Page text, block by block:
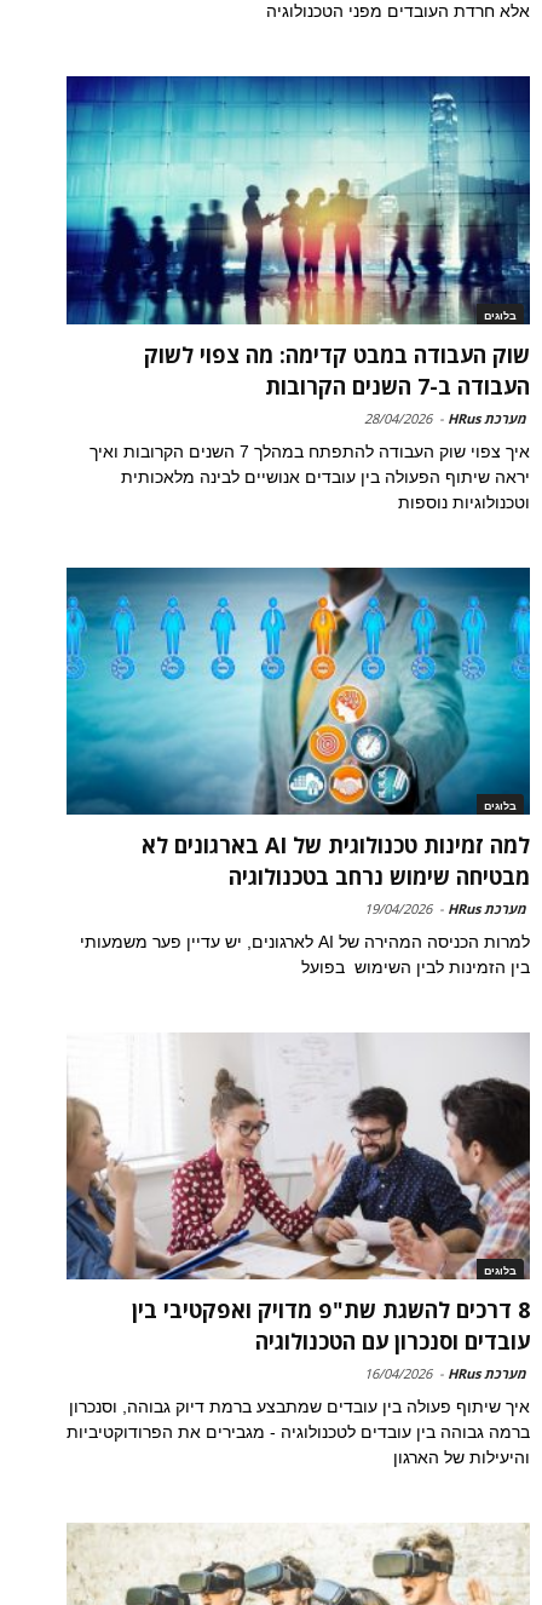
אלא חרדת העובדים מפני הטכנולוגיה
בלוגים
שוק העבודה במבט קדימה: מה צפוי לשוק
העבודה ב-7 השנים הקרובות
מערכת HRus -
28/04/2026
איך צפוי שוק העבודה להתפתח במהלך 7 השנים הקרובות ואיך
יראה שיתוף הפעולה בין עובדים אנושיים לבינה מלאכותית
וטכנולוגיות נוספות
בלוגים
למה זמינות טכנולוגית של AI בארגונים לא
מבטיחה שימוש נרחב בטכנולוגיה
מערכת HRus -
19/04/2026
למרות הכניסה המהירה של AI לארגונים, יש עדיין פער משמעותי
בין הזמינות לבין השימוש בפועל
בלוגים
8 דרכים להשגת שת"פ מדויק ואפקטיבי בין
עובדים וסנכרון עם הטכנולוגיה
מערכת HRus -
16/04/2026
איך שיתוף פעולה בין עובדים שמתבצע ברמת דיוק גבוהה, וסנכרון
ברמה גבוהה בין עובדים לטכנולוגיה - מגבירים את הפרודוקטיביות
והיעילות של הארגון